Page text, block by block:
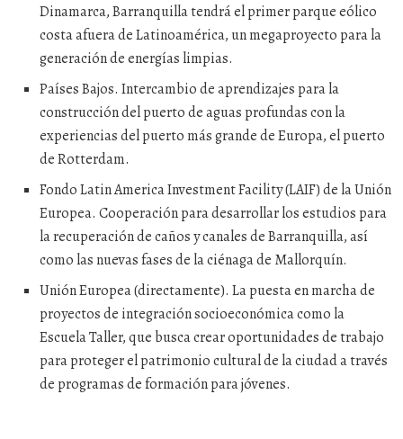
Dinamarca, Barranquilla tendrá el primer parque eólico
costa afuera de Latinoamérica, un megaproyecto para la
generación de energías limpias.
Países Bajos. Intercambio de aprendizajes para la
construcción del puerto de aguas profundas con la
experiencias del puerto más grande de Europa, el puerto
de Rotterdam.
Fondo Latin America Investment Facility (LAIF) de la Unión
Europea. Cooperación para desarrollar los estudios para
la recuperación de caños y canales de Barranquilla, así
como las nuevas fases de la ciénaga de Mallorquín.
Unión Europea (directamente). La puesta en marcha de
proyectos de integración socioeconómica como la
Escuela Taller, que busca crear oportunidades de trabajo
para proteger el patrimonio cultural de la ciudad a través
de programas de formación para jóvenes.